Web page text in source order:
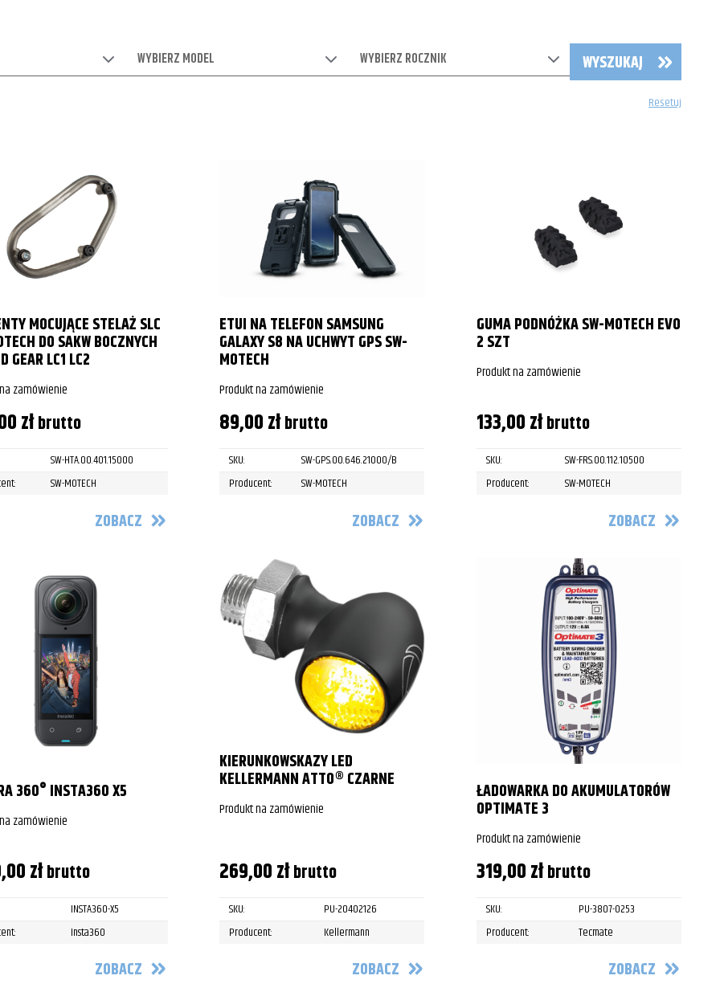
WYBIERZ MODEL WYBIERZ ROCZNIK WYSZUKAJ
Resetuj
MOCUJĄCE STELAŻ SLC
DO SAKW BOCZNYCH
GEAR LC1 LC2
zamówienie
złbrutto
SW-HTA.00.401.15000
SW-MOTECH
ZOBACZ
ETUI NA TELEFON SAMSUNG
GALAXY S8 NA UCHWYT GPS SW-
MOTECH
Produkt na zamówienie
89,00złbrutto
SKU:
SW-GPS.00.646.21000/B
Producent:
SW-MOTECH
ZOBACZ
GUMA PODNÓŻKA SW-MOTECH EVO
2 SZT
Produkt na zamówienie
133,00złbrutto
SKU:
SW-FRS.00.112.10500
Producent:
SW-MOTECH
ZOBACZ
360° INSTA360 X5
zamówienie
złbrutto
INSTA360-X5
Insta360
ZOBACZ
KIERUNKOWSKAZY LED
KELLERMANN ATTO® CZARNE
Produkt na zamówienie
269,00złbrutto
SKU:
PU-20402126
Producent:
Kellermann
ZOBACZ
ŁADOWARKA DO AKUMULATORÓW
OPTIMATE 3
Produkt na zamówienie
319,00złbrutto
SKU:
PU-3807-0253
Producent:
Tecmate
ZOBACZ